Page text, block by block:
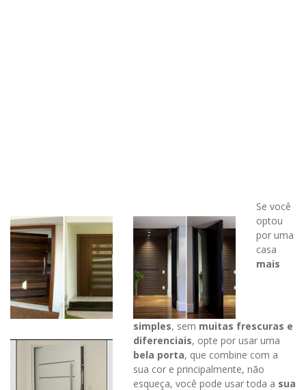
Se você
optou
por uma
casa
mais
simples, sem muitas frescuras e
diferenciais, opte por usar uma
bela porta, que combine com a
sua cor e principalmente, não
esqueça, você pode usar toda a sua